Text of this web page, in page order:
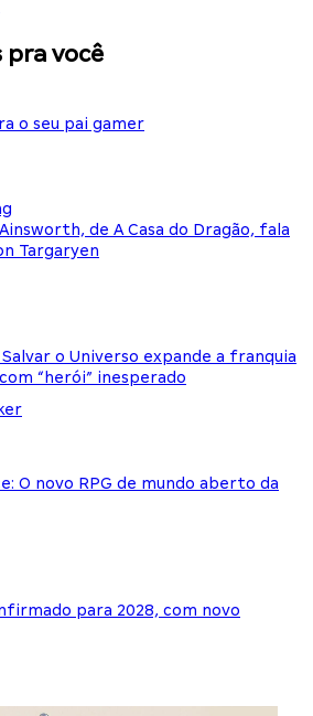
pra você
o seu pai gamer
de A Casa do Dragão, fala
Targaryen
o Universo expande a franquia
“herói” inesperado
O novo RPG de mundo aberto da
para 2028, com novo